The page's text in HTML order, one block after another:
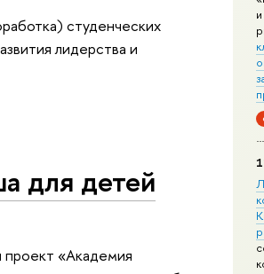
студенческих
лидерства и
для детей
проект «Академия